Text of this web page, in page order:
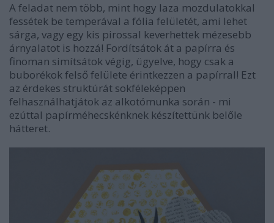
A feladat nem több, mint hogy laza mozdulatokkal
fessétek be temperával a fólia felületét, ami lehet
sárga, vagy egy kis pirossal keverhettek mézesebb
árnyalatot is hozzá! Fordítsátok át a papírra és
finoman simítsátok végig, ügyelve, hogy csak a
buborékok felső felülete érintkezzen a papírral! Ezt
az érdekes struktúrát sokféleképpen
felhasználhatjátok az alkotómunka során - mi
ezúttal papírméhecskénknek készítettünk belőle
hátteret.